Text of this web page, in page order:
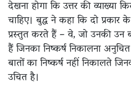
देखना होगा कि उत्तर की व्याख्या
चाहिए। बुद्ध ने कहा कि दो
प्रस्तुत करते हैं – वे, जो उनकी उन
हैं जिनका निष्कर्ष निकालना
बातों का निष्कर्ष नहीं निकालते
उचित है।